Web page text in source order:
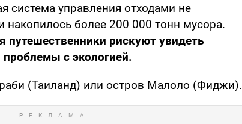
система управления отходами не
накопилось более 200 000 тонн мусора.
путешественники рискуют увидеть
с экологией.
(Таиланд) или остров Малоло (Фиджи).